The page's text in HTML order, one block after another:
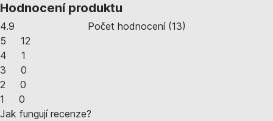
Hodnocení produktu
4.9 Počet hodnocení(13)
5
12
4
1
3
0
2
0
1
0
Jak fungují recenze?